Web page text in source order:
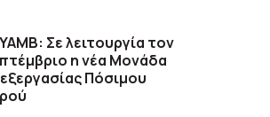
Σε λειτουργία τον
η νέα Μονάδα
Πόσιμου